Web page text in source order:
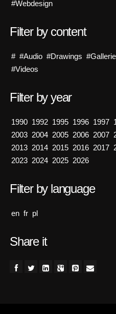
#Webdesign
Filter by content
# #Audio #Drawings
#Videos
Filter by year
1990 1992 1995 1996 1997
2003 2004 2005 2006 2007
2013 2014 2015 2016 2017
2023 2024 2025 2026
Filter by language
en fr pl
Share it